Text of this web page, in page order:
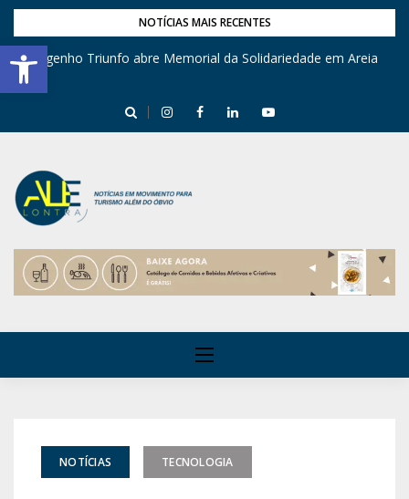
Barra de Ferramentas Aberta
NOTÍCIAS MAIS RECENTES
Engenho Triunfo abre Memorial da Solidariedade em Areia
NOTÍCIAS TECNOLOGIA